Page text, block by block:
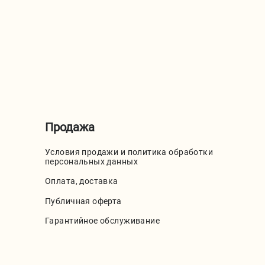
Продажа
Условия продажи и политика обработки
персональных данных
Оплата, доставка
Публичная оферта
Гарантийное обслуживание